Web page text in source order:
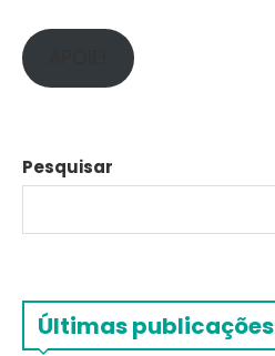
Pesquisar
Últimas publicações